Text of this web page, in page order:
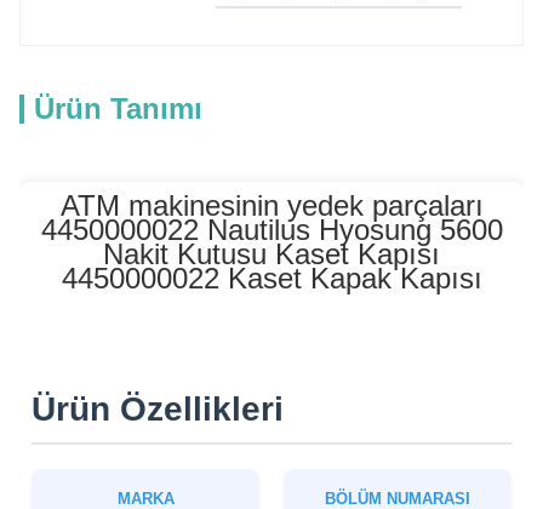
Ürün Tanımı
ATM makinesinin yedek parçaları
4450000022 Nautilus Hyosung 5600
Nakit Kutusu Kaset Kapısı
4450000022 Kaset Kapak Kapısı
Ürün Özellikleri
MARKA BÖLÜM NUMARASI